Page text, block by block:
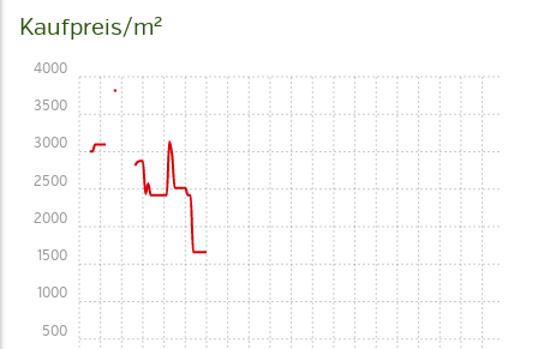
Kaufpreis/m²
500
1000
1500
2000
2500
3000
3500
4000